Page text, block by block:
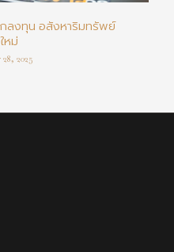
ลงทุน อสังหาริมทรัพย์
หม่
28, 2025